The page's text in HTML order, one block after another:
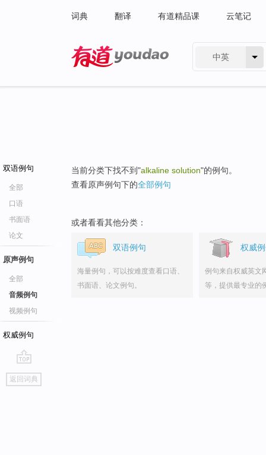
词典 翻译 有道精品课 云笔记
中英
双语例句
全部
口语
书面语
论文
原声例句
全部
音频例句
视频例句
权威例句
go
top
返回词典
当前分类下找不到"alkaline solution"的例句。
查看原声例句下的全部例句
或者看看其他分类：
双语例句
海量例句，可以按难度查看口语、
书面语、论文例句。
权威
例句来自权威英文
等，提供最专业的